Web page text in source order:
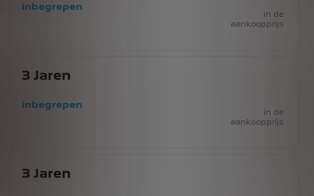
inbegrepen
in de
aankoopprijs
3 Jaren
inbegrepen
in de
aankoopprijs
3 Jaren